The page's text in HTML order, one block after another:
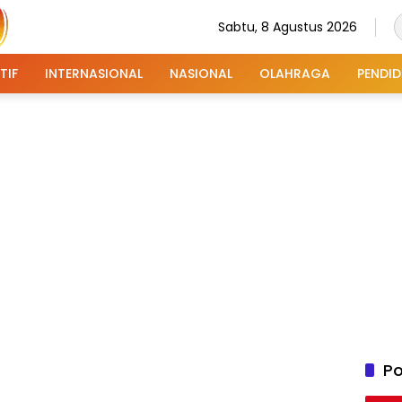
Sabtu, 8 Agustus 2026
INTERNASIONAL NASIONAL OLAHRAGA